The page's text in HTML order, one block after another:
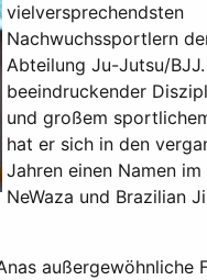
vielversprechendsten
Nachwuchssportlern
Abteilung Ju-Jutsu/
beeindruckender
und großem
hat er sich in den
Jahren einen Namen
NeWaza und Brazilian
außergewöhnliche